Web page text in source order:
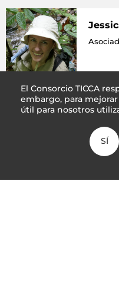
El Consorcio TICCA
embargo, para
útil para nosotros
SÍ